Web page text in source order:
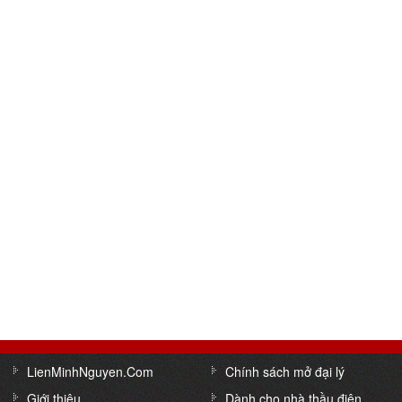
LienMinhNguyen.Com
Chính sách mở đại lý